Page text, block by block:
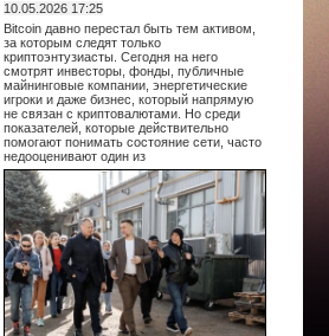
10.05.2026 17:25
Bitcoin давно перестал быть тем активом,
за которым следят только
криптоэнтузиасты. Сегодня на него
смотрят инвесторы, фонды, публичные
майнинговые компании, энергетические
игроки и даже бизнес, который напрямую
не связан с криптовалютами. Но среди
показателей, которые действительно
помогают понимать состояние сети, часто
недооценивают один из